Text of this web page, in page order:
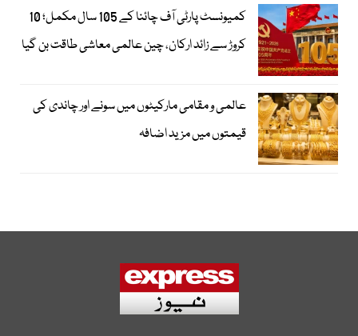
کمیونسٹ پارٹی آف چائنا کے 105 سال مکمل؛ 10
کروڑ سے زائد ارکان، چین عالمی معاشی طاقت بن گیا
عالمی و مقامی مارکیٹوں میں سونے اور چاندی کی
قیمتوں میں مزید اضافہ